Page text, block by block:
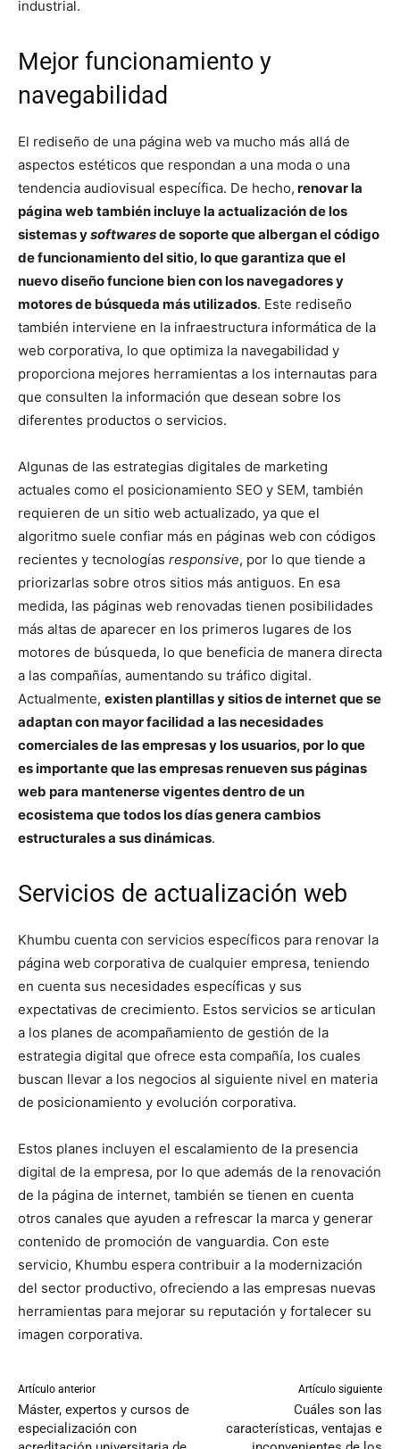
industrial.
Mejor funcionamiento y
navegabilidad
El rediseño de una página web va mucho más allá de
aspectos estéticos que respondan a una moda o una
tendencia audiovisual específica. De hecho, renovar la
página web también incluye la actualización de los
sistemas ysoftwaresde soporte que albergan el código
de funcionamiento del sitio, lo que garantiza que el
nuevo diseño funcione bien con los navegadores y
motores de búsqueda más utilizados. Este rediseño
también interviene en la infraestructura informática de la
web corporativa, lo que optimiza la navegabilidad y
proporciona mejores herramientas a los internautas para
que consulten la información que desean sobre los
diferentes productos o servicios.
Algunas de las estrategias digitales de marketing
actuales como el posicionamiento SEO y SEM, también
requieren de un sitio web actualizado, ya que el
algoritmo suele confiar más en páginas web con códigos
recientes y tecnologías responsive, por lo que tiende a
priorizarlas sobre otros sitios más antiguos. En esa
medida, las páginas web renovadas tienen posibilidades
más altas de aparecer en los primeros lugares de los
motores de búsqueda, lo que beneficia de manera directa
a las compañías, aumentando su tráfico digital.
Actualmente, existen plantillas y sitios de internet que se
adaptan con mayor facilidad a las necesidades
comerciales de las empresas y los usuarios, por lo que
es importante que las empresas renueven sus páginas
web para mantenerse vigentes dentro de un
ecosistema que todos los días genera cambios
estructurales a sus dinámicas.
Servicios de actualización web
Khumbu cuenta con servicios específicos para renovar la
página web corporativa de cualquier empresa, teniendo
en cuenta sus necesidades específicas y sus
expectativas de crecimiento. Estos servicios se articulan
a los planes de acompañamiento de gestión de la
estrategia digital que ofrece esta compañía, los cuales
buscan llevar a los negocios al siguiente nivel en materia
de posicionamiento y evolución corporativa.
Estos planes incluyen el escalamiento de la presencia
digital de la empresa, por lo que además de la renovación
de la página de internet, también se tienen en cuenta
otros canales que ayuden a refrescar la marca y generar
contenido de promoción de vanguardia. Con este
servicio, Khumbu espera contribuir a la modernización
del sector productivo, ofreciendo a las empresas nuevas
herramientas para mejorar su reputación y fortalecer su
imagen corporativa.
Artículo anterior
Máster, expertos y cursos de
especialización con
Artículo siguiente
Cuáles son las
características, ventajas e